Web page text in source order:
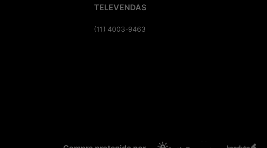
TELEVENDAS
(11) 4003-9463